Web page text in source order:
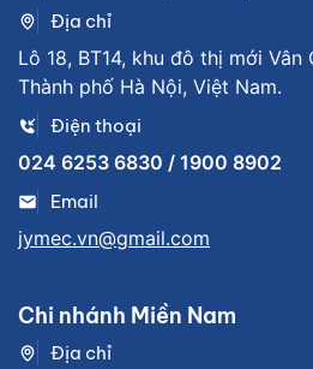
Địa chỉ
Lô 18, BT14, khu đô thị mới Vân
Thành phố Hà Nội, Việt Nam.
Điện thoại
024 6253 6830 / 1900 8902
Email
jymec.vn@gmail.com
Chi nhánh Miền Nam
Địa chỉ